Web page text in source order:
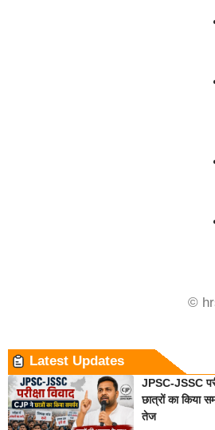
©
Latest Updates
JPSC-JSSC
छात्रों का किया
तेज